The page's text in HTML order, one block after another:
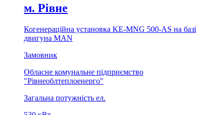
м. Рiвне
Когенерацiйна установка KE-MNG 500-AS на базi
двигуна MAN
Замовник
Обласне комунальне підприємство
"Рiвнеоблтеплоенерго"
Загальна потужність ел.